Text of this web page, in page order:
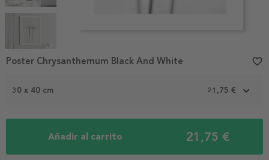
1
30 x 40 cm 21,75 €
Añadir al carrito 21,75 €
Poster Chrysanthemum Black And White favorite_border